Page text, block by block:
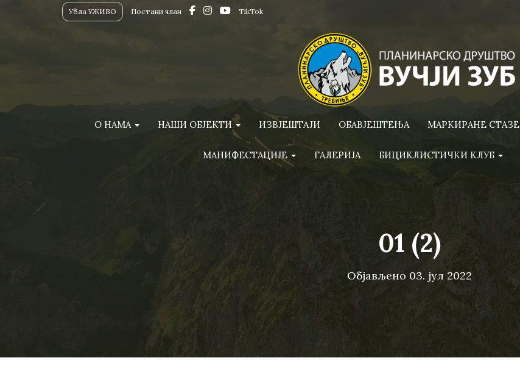
Убла УЖИВО Постани члан TikTok
О НАМА НАШИ ОБЈЕКТИ ИЗВЈЕШТАЈИ ОБАВЈЕШТЕЊА МАРКИРАНЕ СТАЗЕ
МАНИФЕСТАЦИЈЕ ГАЛЕРИЈА БИЦИКЛИСТИЧКИ КЛУБ
01 (2)
Објављено 03. јул 2022